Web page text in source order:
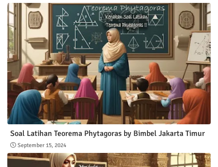
Soal Latihan Teorema Phytagoras by Bimbel Jakarta Timur
September 15, 2024